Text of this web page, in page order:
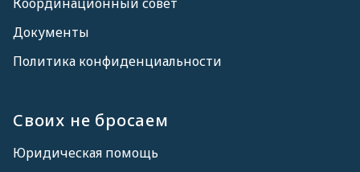
Документы
Политика конфиденциальности
Своих не бросаем
Юридическая помощь